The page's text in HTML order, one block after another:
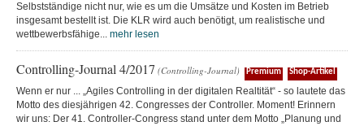
Selbstständige nicht nur, wie es um die Umsätze und Kosten im Betrieb
insgesamt bestellt ist. Die KLR wird auch benötigt, um realistische und
wettbewerbsfähige... mehr lesen
Controlling-Journal 4/2017 (Controlling-Journal) Premium Shop-Artikel
Wenn er nur ... „Agiles Controlling in der digitalen Realtität“ - so lautete das
Motto des diesjährigen 42. Congresses der Controller. Moment! Erinnern
wir uns: Der 41. Controller-Congress stand unter dem Motto „Planung und